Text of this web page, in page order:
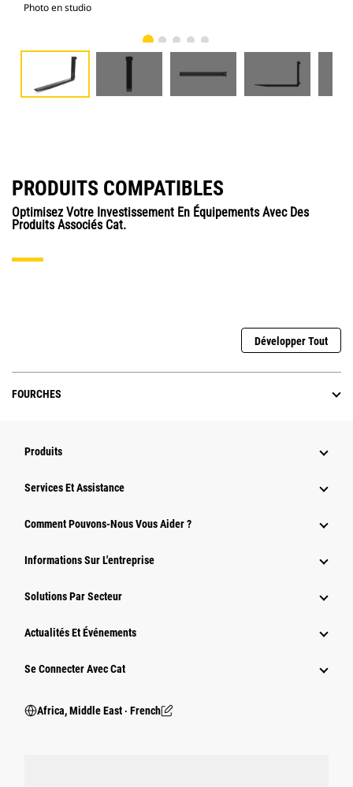
Photo en studio
PRODUITS COMPATIBLES
Optimisez Votre Investissement En Équipements Avec Des
Produits Associés Cat.
Développer Tout
FOURCHES
Produits
Services Et Assistance
Comment Pouvons-Nous Vous Aider ?
Informations Sur L'entreprise
Solutions Par Secteur
Actualités Et Événements
Se Connecter Avec Cat
Africa, Middle East ‧ French